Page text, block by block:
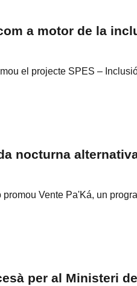
a motor de la
el projecte SPES –
nocturna
promou Vente Pa'Ká, un
per al Ministeri